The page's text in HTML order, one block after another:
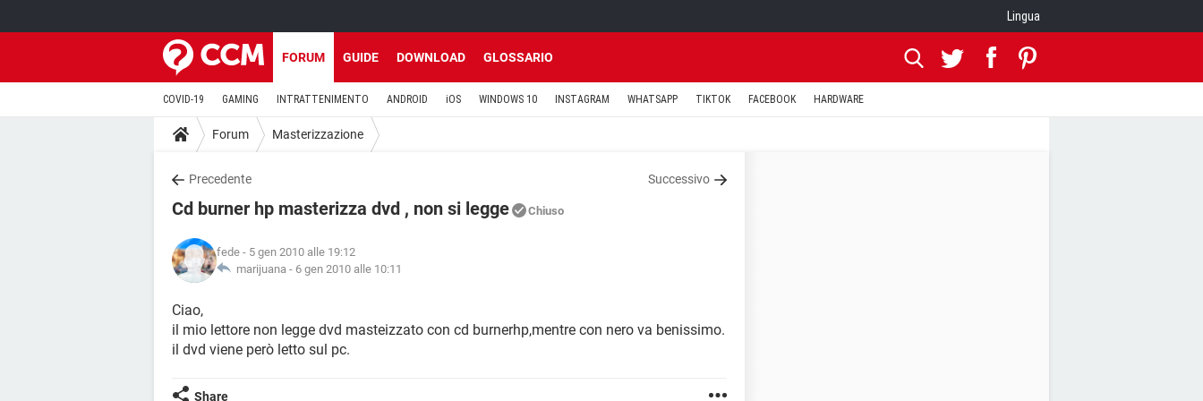
Lingua
FORUM GUIDE DOWNLOAD GLOSSARIO
COVID-19 GAMING INTRATTENIMENTO ANDROID iOS WINDOWS 10 INSTAGRAM WHATSAPP TIKTOK FACEBOOK HARDWARE
Forum Masterizzazione
Precedente Successivo
Cd burner hp masterizza dvd , non si legge Chiuso
fede - 5 gen 2010 alle 19:12
marijuana - 6 gen 2010 alle 10:11
Ciao,
il mio lettore non legge dvd masteizzato con cd burnerhp,mentre con nero va benissimo.
il dvd viene però letto sul pc.
Share